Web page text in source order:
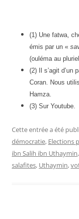
(1) Une fatwa,
émis par un «
(ouléma au
(2) Il s’agit d’un
Coran. Nous
Hamza.
(3) Sur Youtube.
Cette entrée a été
démocratie, Elections
ibn Salih ibn Uthaymin,
salafites, Uthaymin,